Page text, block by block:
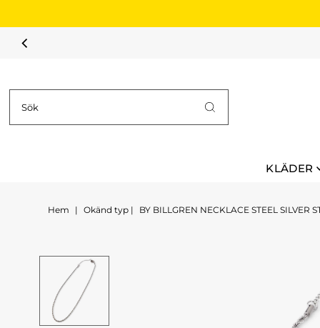
KLÄDER
Hem | Okänd typ | BY BILLGREN NECKLACE STEEL SILVER